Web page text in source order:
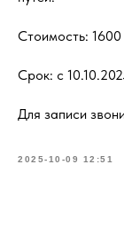
Стоимость:
Срок: с
Для записи
2025-10-09 12:51